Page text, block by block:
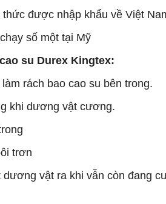
được nhập khẩu về Việt
số một tại Mỹ
su Durex Kingtex:
rách bao cao su bên trong.
khi dương vật cương.
trơn
vật ra khi vẫn còn đang